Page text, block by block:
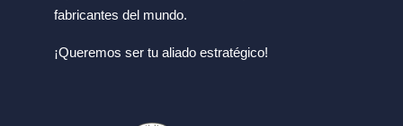
fabricantes del mundo.
¡Queremos ser tu aliado estratégico!